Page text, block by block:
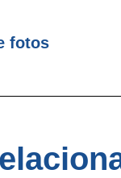
fotos